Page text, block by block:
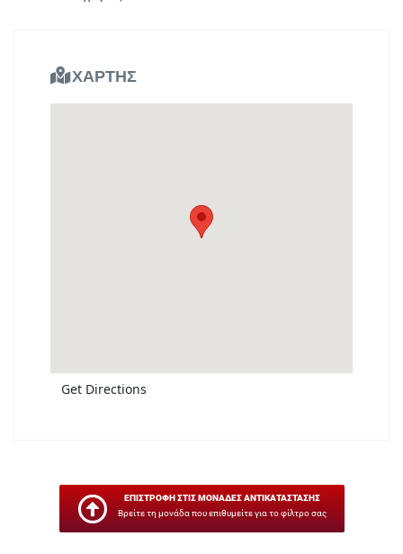
ΧΑΡΤΗΣ
Get Directions
ΕΠΙΣΤΡΟΦΗ ΣΤΙΣ ΜΟΝΑΔΕΣ ΑΝΤΙΚΑΤΑΣΤΑΣΗΣ
Βρείτε τη μονάδα που επιθυμείτε για το φίλτρο σας